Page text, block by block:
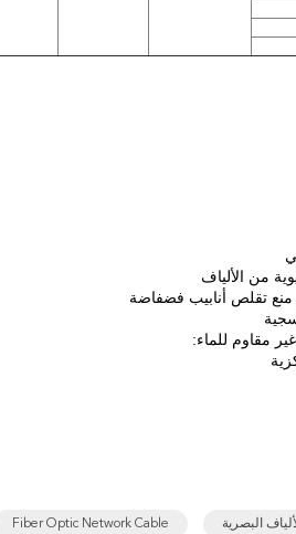
من الألياف
تقلص أنابيب فضفاضة
غير مقاوم للماء:
البصرية Fiber Optic Network Cable